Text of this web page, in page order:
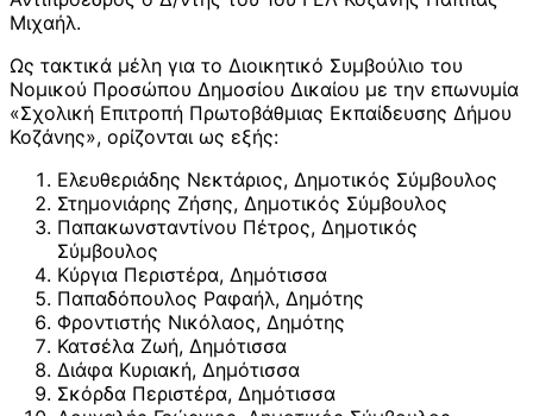
Μιχαήλ.
Ως τακτικά μέλη για το Διοικητικό Συμβούλιο του
Νομικού Προσώπου Δημοσίου Δικαίου με την επωνυμία
«Σχολική Επιτροπή Πρωτοβάθμιας Εκπαίδευσης Δήμου
Κοζάνης», ορίζονται ως εξής:
Ελευθεριάδης Νεκτάριος, Δημοτικός Σύμβουλος
Στημονιάρης Ζήσης, Δημοτικός Σύμβουλος
Παπακωνσταντίνου Πέτρος, Δημοτικός
Σύμβουλος
Κύργια Περιστέρα, Δημότισσα
Παπαδόπουλος Ραφαήλ, Δημότης
Φροντιστής Νικόλαος, Δημότης
Κατσέλα Ζωή, Δημότισσα
Διάφα Κυριακή, Δημότισσα
Σκόρδα Περιστέρα, Δημότισσα